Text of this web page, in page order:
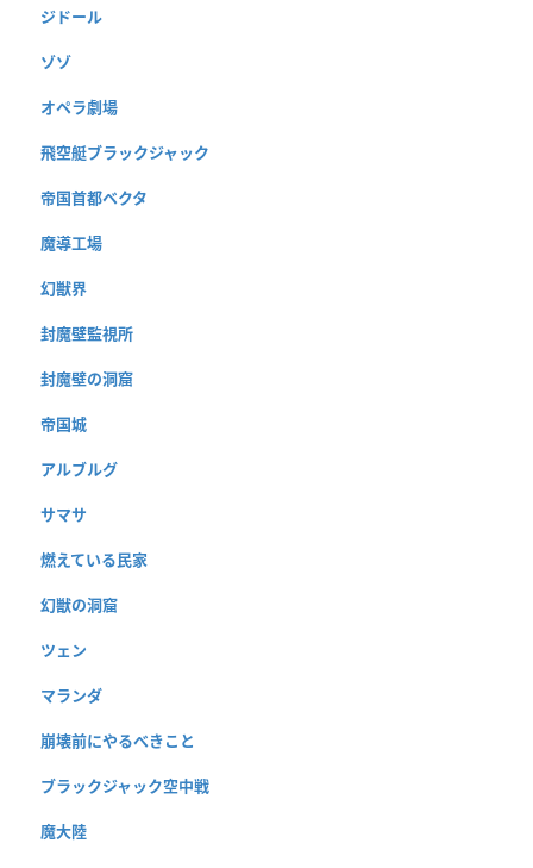
ジドール
ゾゾ
オペラ劇場
飛空艇ブラックジャック
帝国首都ベクタ
魔導工場
幻獣界
封魔壁監視所
封魔壁の洞窟
帝国城
アルブルグ
サマサ
燃えている民家
幻獣の洞窟
ツェン
マランダ
崩壊前にやるべきこと
ブラックジャック空中戦
魔大陸